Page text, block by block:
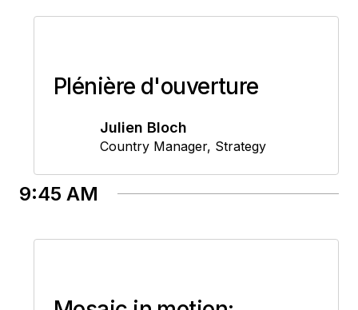
Plénière d'ouverture
Julien Bloch
Country Manager, Strategy
9:45 AM